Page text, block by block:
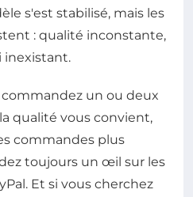
s'est stabilisé, mais les
: qualité inconstante,
inexistant.
un ou deux
qualité vous convient,
commandes plus
toujours un œil sur les
Et si vous cherchez